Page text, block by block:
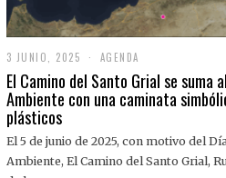
3 JUNIO, 2025
J
U
N
,
0
AGENDA
El Camino del Santo Grial se suma
Ambiente con una caminata
plásticos
El 5 de junio de 2025, con motivo del
Ambiente, El Camino del Santo Grial,